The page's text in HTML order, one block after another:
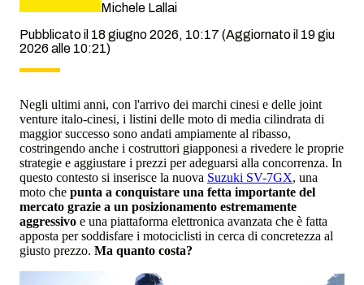
Michele Lallai
Pubblicato il 18 giugno 2026, 10:17 (Aggiornato il 19 giu
2026 alle 10:21)
Negli ultimi anni, con l'arrivo dei marchi cinesi e delle joint
venture italo-cinesi, i listini delle moto di media cilindrata di
maggior successo sono andati ampiamente al ribasso,
costringendo anche i costruttori giapponesi a rivedere le proprie
strategie e aggiustare i prezzi per adeguarsi alla concorrenza. In
questo contesto si inserisce la nuova Suzuki SV-7GX, una
moto che punta a conquistare una fetta importante del
mercato grazie a un posizionamento estremamente
aggressivo e una piattaforma elettronica avanzata che è fatta
apposta per soddisfare i motociclisti in cerca di concretezza al
giusto prezzo. Ma quanto costa?